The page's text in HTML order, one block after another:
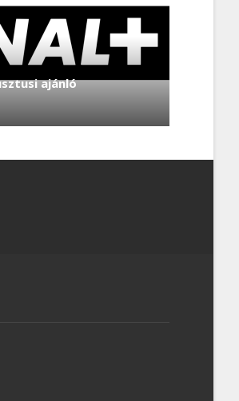
ajánló